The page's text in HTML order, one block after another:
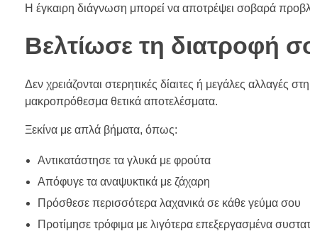
Η έγκαιρη διάγνωση μπορεί να αποτρέψει σοβαρά
Βελτίωσε τη διατροφή
Δεν χρειάζονται στερητικές δίαιτες ή μεγάλες αλλαγές
μακροπρόθεσμα θετικά αποτελέσματα.
Ξεκίνα με απλά βήματα, όπως:
Αντικατάστησε τα γλυκά με φρούτα
Απόφυγε τα αναψυκτικά με ζάχαρη
Πρόσθεσε περισσότερα λαχανικά σε κάθε γεύμα σου
Προτίμησε τρόφιμα με λιγότερα επεξεργασμένα